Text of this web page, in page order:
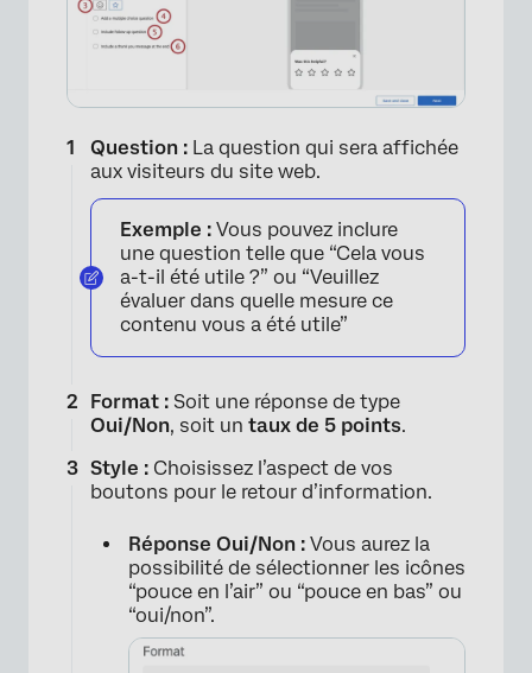
Question : La question qui sera affichée
aux visiteurs du site web.
Exemple : Vous pouvez inclure
une question telle que “Cela vous
a-t-il été utile ?” ou “Veuillez
évaluer dans quelle mesure ce
contenu vous a été utile”
Format : Soit une réponse de type
Oui/Non, soit un taux de 5 points.
Style : Choisissez l’aspect de vos
boutons pour le retour d’information.
Réponse Oui/Non : Vous aurez la
possibilité de sélectionner les icônes
“pouce en l’air” ou “pouce en bas” ou
“oui/non”.